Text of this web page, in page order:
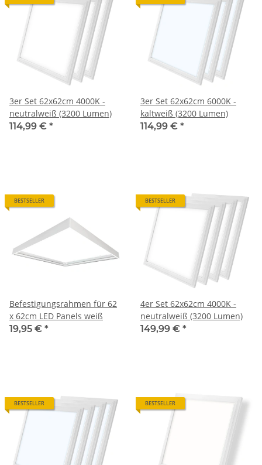
3er Set 62x62cm 4000K -
neutralweiß (3200 Lumen)
114,99 € *
3er Set 62x62cm 6000K -
kaltweiß (3200 Lumen)
114,99 € *
BESTSELLER
Befestigungsrahmen für 62
x 62cm LED Panels weiß
19,95 € *
BESTSELLER
4er Set 62x62cm 4000K -
neutralweiß (3200 Lumen)
149,99 € *
BESTSELLER BESTSELLER